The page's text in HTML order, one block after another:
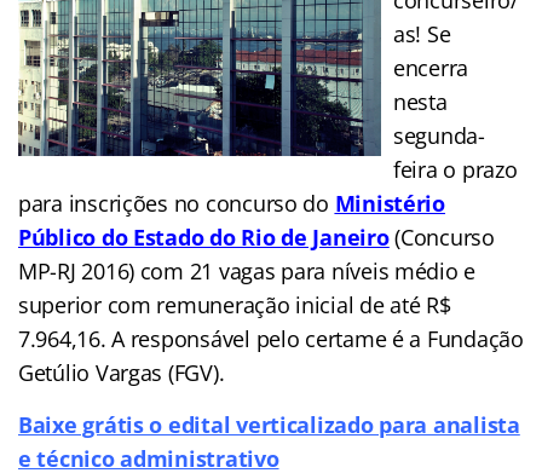
as! Se
encerra
nesta
segunda-
feira o prazo
para inscrições no concurso do Ministério
Público do Estado do Rio de Janeiro(Concurso
MP-RJ 2016) com 21 vagas para níveis médio e
superior com remuneração inicial de até R$
7.964,16. A responsável pelo certame é a Fundação
Getúlio Vargas (FGV).
Baixe grátis o edital verticalizado para analista
e técnico administrativo